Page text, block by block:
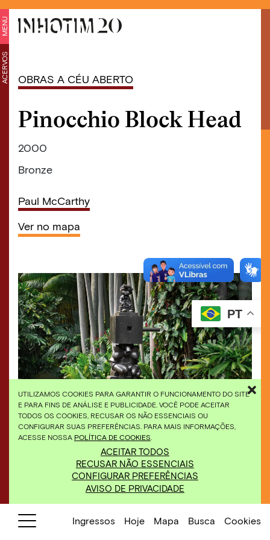
UTILIZAMOS COOKIES PARA GARANTIR O FUNCIONAMENTO DO SITE
E PARA FINS DE ANÁLISE E PUBLICIDADE. VOCÊ PODE ACEITAR
TODOS OS COOKIES, RECUSAR OS NÃO ESSENCIAIS OU
CONFIGURAR SUAS PREFERÊNCIAS. PARA MAIS INFORMAÇÕES,
ACESSE NOSSA POLÍTICA DE COOKIES
ACEITAR TODOS
RECUSAR NÃO ESSENCIAIS
CONFIGURAR PREFERÊNCIAS
AVISO DE PRIVACIDADE
MENU
ACERVOS OBRAS A CÉU ABERTO
Pinocchio Block Head
2000
Bronze
Paul McCarthy
Ver no mapa
Paul McCarthy,Pinocchio Block Head, 2000,
bronze, 320x167x230 cm. Foto: William Gomes
PT
Ingressos Hoje Mapa Busca Cookies